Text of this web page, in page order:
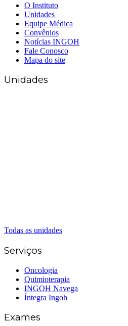
O Instituto
Unidades
Equipe Médica
Convênios
Notícias INGOH
Fale Conosco
Mapa do site
Unidades
Todas as unidades
Serviços
Oncologia
Quimioterapia
INGOH Navega
Íntegra Ingoh
Exames